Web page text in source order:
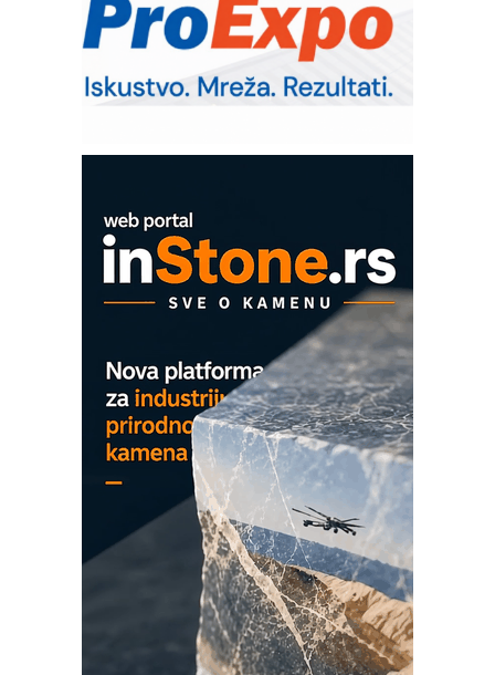
IB BLUMENAUER - više od 40 godina
poverenja u industriji
RMQ-TITAN ADVANCED INDICATOR
– Pametna signalizacija za efikasnije
upravljanje mašinama
era CNC merenja
Proizvodnja iC7 Hybrid 1500 VDC
mrežnog pretvarača sa tečnim
hlađenjem
COMBYPACK
EVOKS Maintenance Management